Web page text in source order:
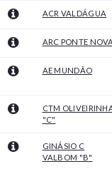
ACR VALDÁGUA
ARC PONTE NOVA
AE MUNDÃO
CTM
"C"
GINÁSIO C
VALBOM "B"